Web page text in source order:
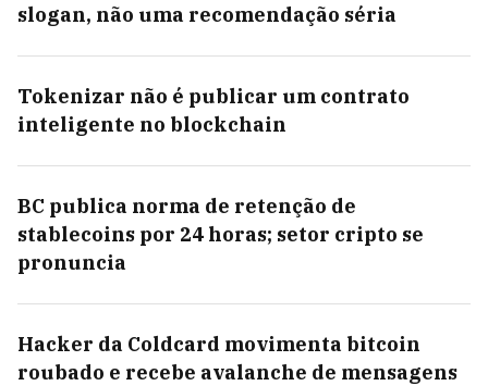
slogan, não uma recomendação séria
Tokenizar não é publicar um contrato
inteligente no blockchain
BC publica norma de retenção de
stablecoins por 24 horas; setor cripto se
pronuncia
Hacker da Coldcard movimenta bitcoin
roubado e recebe avalanche de mensagens